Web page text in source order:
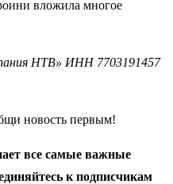
вложила многое
НТВ» ИНН 7703191457
новость первым!
все самые важные
к подписчикам